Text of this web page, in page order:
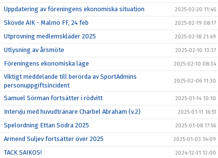
Uppdatering av föreningens ekonomiska situation 2025-02-20 11:46
Skövde AIK - Malmö FF, 24 feb 2025-02-19 08:17
Utprovning medlemskläder 2025 2025-02-18 21:49
Utlysning av årsmöte 2025-02-10 13:37
Föreningens ekonomiska läge 2025-02-10 08:34
Viktigt meddelande till berörda av SportAdmins
personuppgiftsincident
2025-02-06 11:30
Samuel Sörman fortsätter i rödvitt 2025-01-14 10:10
Intervju med huvudtränare Charbel Abraham (v.2) 2025-01-11 16:51
Spelordning Ettan Södra 2025 2025-01-08 17:56
Armend Suljev fortsätter över 2025 2025-01-03 14:09
TACK SAIKOS! 2024-12-31 12:00